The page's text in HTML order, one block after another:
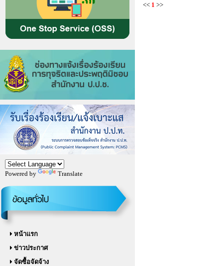
Powered by Translate
ข้อมูลทั่วไป
หน้าแรก
ข่าวประกาศ
จัดซื้อจัดจ้าง
<< 1 >>